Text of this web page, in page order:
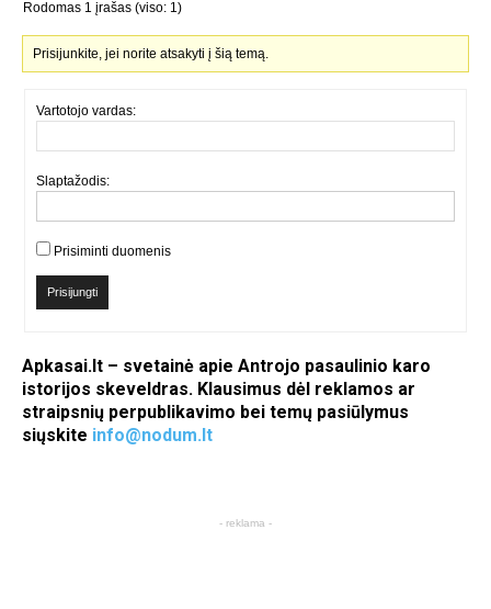
Rodomas 1 įrašas (viso: 1)
Prisijunkite, jei norite atsakyti į šią temą.
Vartotojo vardas:
Slaptažodis:
Prisiminti duomenis
Prisijungti
Apkasai.lt – svetainė apie Antrojo pasaulinio karo
istorijos skeveldras. Klausimus dėl reklamos ar
straipsnių perpublikavimo bei temų pasiūlymus
siųskite info@nodum.lt
- reklama -